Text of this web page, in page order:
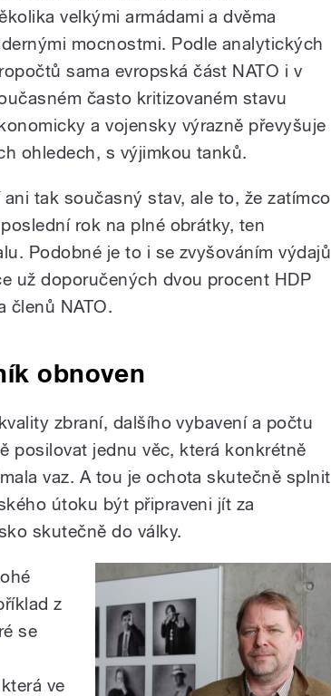
velkými armádami a dvěma
mocnostmi. Podle analytických
sama evropská část NATO i v
často kritizovaném stavu
a vojensky výrazně převyšuje
ohledech, s výjimkou tanků.
tak současný stav, ale to, že zatímco
rok na plné obrátky, ten
Podobné je to i se zvyšováním výdajů
už doporučených dvou procent HDP
členů NATO.
obnoven
zbraní, dalšího vybavení a počtu
posilovat jednu věc, která konkrétně
vaz. A tou je ochota skutečně splnit
útoku být připraveni jít za
skutečně do války.
z
se
ve